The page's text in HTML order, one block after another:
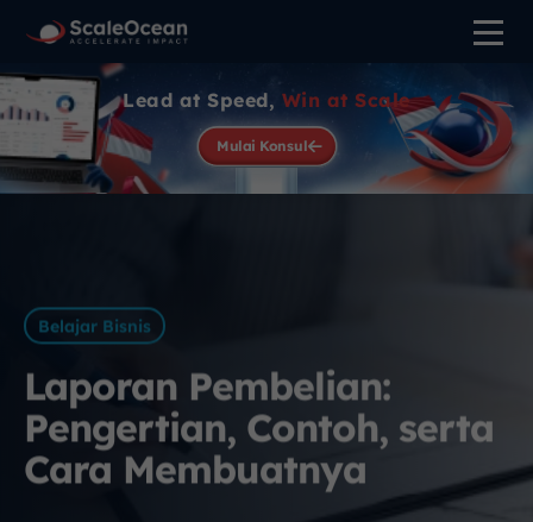
Lead at Speed, Win at Scale
Mulai Konsul
Belajar Bisnis
Laporan Pembelian:
Pengertian, Contoh, serta
Cara Membuatnya